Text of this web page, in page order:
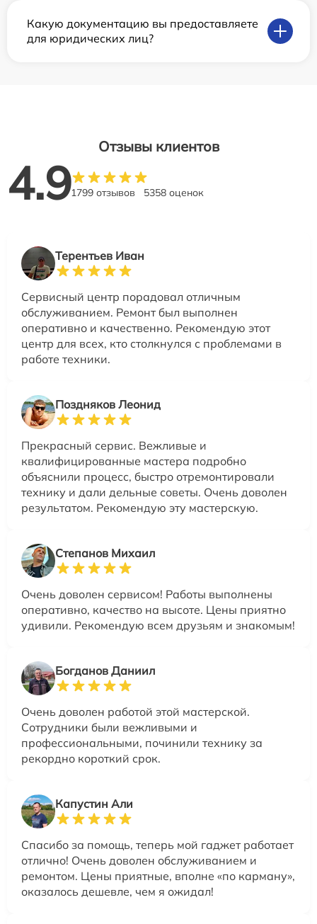
Какую документацию вы предоставляете
для юридических лиц?
Отзывы клиентов
4.91799 отзывов 5358 оценок
Терентьев Иван
Сервисный центр порадовал отличным
обслуживанием. Ремонт был выполнен
оперативно и качественно. Рекомендую этот
центр для всех, кто столкнулся с проблемами в
работе техники.
Поздняков Леонид
Прекрасный сервис. Вежливые и
квалифицированные мастера подробно
объяснили процесс, быстро отремонтировали
технику и дали дельные советы. Очень доволен
результатом. Рекомендую эту мастерскую.
Степанов Михаил
Очень доволен сервисом! Работы выполнены
оперативно, качество на высоте. Цены приятно
удивили. Рекомендую всем друзьям и знакомым!
Богданов Даниил
Очень доволен работой этой мастерской.
Сотрудники были вежливыми и
профессиональными, починили технику за
рекордно короткий срок.
Капустин Али
Спасибо за помощь, теперь мой гаджет работает
отлично! Очень доволен обслуживанием и
ремонтом. Цены приятные, вполне «по карману»,
оказалось дешевле, чем я ожидал!